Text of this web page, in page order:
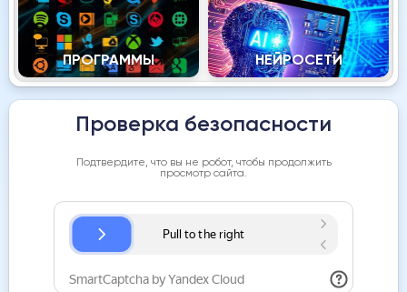
ПРОГРАММЫ НЕЙРОСЕТИ
Проверка безопасности
Подтвердите, что вы не робот, чтобы продолжить
просмотр сайта.